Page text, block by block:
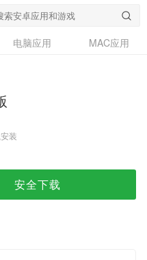
电脑应用
MAC应用
装
安全下载